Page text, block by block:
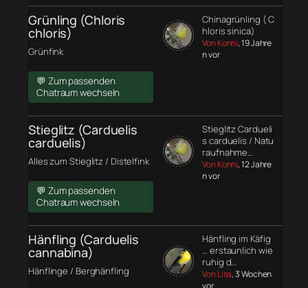
Grünling (Chloris
chloris)
Grünfink
💬 Zum passenden
Chatraum wechseln
Chinagrünling ( C
hloris sinica)
Von Konni, 19 Jahre
n vor
Stieglitz (Carduelis
carduelis)
Alles zum Stieglitz / Distelfink
💬 Zum passenden
Chatraum wechseln
Stieglitz Cardueli
s carduelis / Natu
raufnahme…
Von Konni, 12 Jahre
n vor
Hänfling (Carduelis
cannabina)
Hänflinge / Berghänfling
Hänfling im Käfig
… erstaunlich wie
ruhig d…
Von Lisa, 3 Wochen